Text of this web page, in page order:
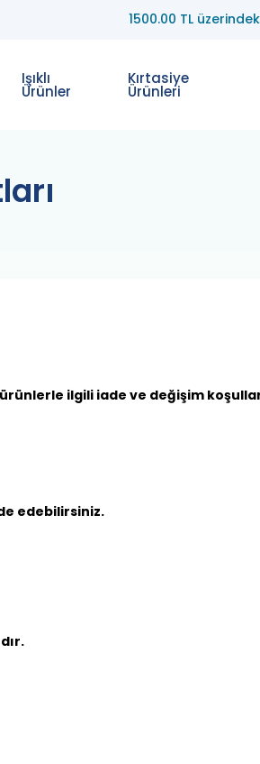
1500.00 TL
Işıklı
Ürünler
Kırtasiye
Ürünleri
ilgili iade ve değişim
edebilirsiniz.